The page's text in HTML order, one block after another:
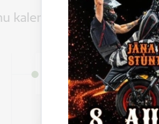
kalendārs
Datums
3. jūlijs, 2026 – 31.